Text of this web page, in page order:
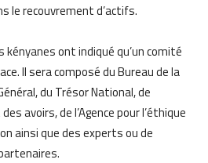
le recouvrement d’actifs.
ont indiqué qu’un comité
Il sera composé du Bureau de la
du Trésor National, de
avoirs, de l’Agence pour l’éthique
ainsi que des experts ou de